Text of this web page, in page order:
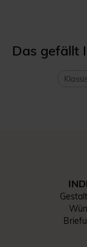
Das gefällt